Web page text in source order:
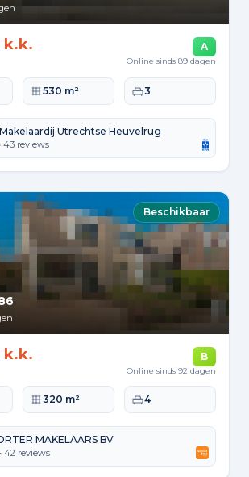
k.k. A
Online sinds 89 dagen
Perceeloppervlakte
530 m² Slaapkamers
3
Utrechtse Heuvelrug
• 43 reviews
Beschikbaar
k.k. B
Online sinds 92 dagen
Perceeloppervlakte
320 m² Slaapkamers
4
MAKELAARS BV
• 42 reviews